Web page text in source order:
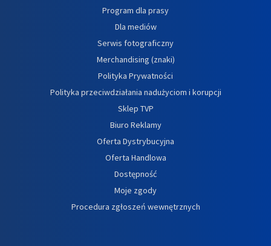
Program dla prasy
Dla mediów
Serwis fotograficzny
Merchandising (znaki)
Polityka Prywatności
Polityka przeciwdziałania nadużyciom i korupcji
Sklep TVP
Biuro Reklamy
Oferta Dystrybucyjna
Oferta Handlowa
Dostępność
Moje zgody
Procedura zgłoszeń wewnętrznych